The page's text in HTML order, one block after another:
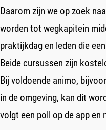
Daarom zijn we op zoek
worden tot wegkapitein
praktijkdag en leden die
Beide cursussen zijn
Bij voldoende animo,
in de omgeving, kan dit
volgt een poll op de app en